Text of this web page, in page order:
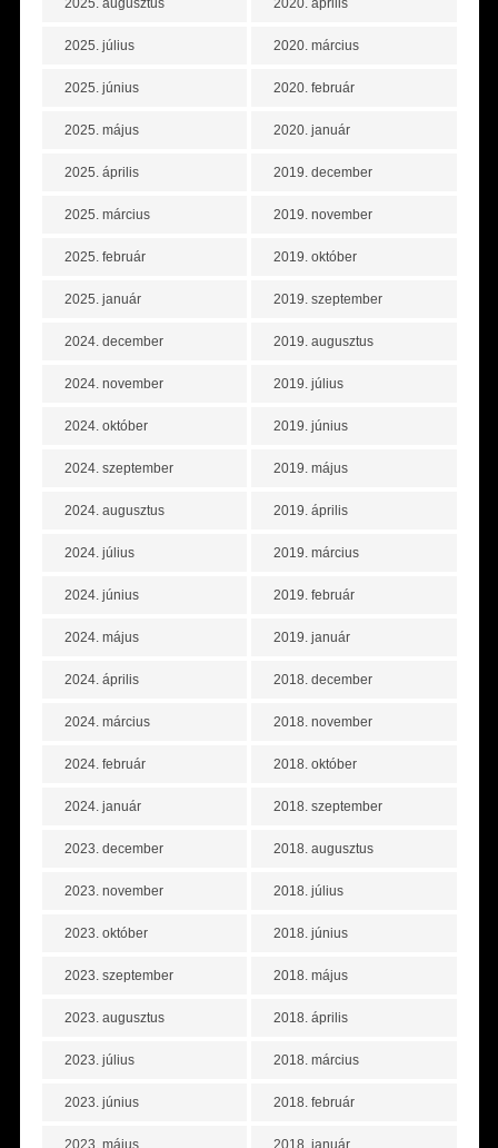
2025. augusztus
2025. július
2025. június
2025. május
2025. április
2025. március
2025. február
2025. január
2024. december
2024. november
2024. október
2024. szeptember
2024. augusztus
2024. július
2024. június
2024. május
2024. április
2024. március
2024. február
2024. január
2023. december
2023. november
2023. október
2023. szeptember
2023. augusztus
2023. július
2023. június
2020. április
2020. március
2020. február
2020. január
2019. december
2019. november
2019. október
2019. szeptember
2019. augusztus
2019. július
2019. június
2019. május
2019. április
2019. március
2019. február
2019. január
2018. december
2018. november
2018. október
2018. szeptember
2018. augusztus
2018. július
2018. június
2018. május
2018. április
2018. március
2018. február